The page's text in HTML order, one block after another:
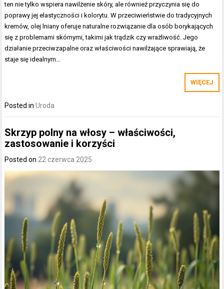
ten nie tylko wspiera nawilżenie skóry, ale również przyczynia się do
poprawy jej elastyczności i kolorytu. W przeciwieństwie do tradycyjnych
kremów, olej lniany oferuje naturalne rozwiązanie dla osób borykających
się z problemami skórnymi, takimi jak trądzik czy wrażliwość. Jego
działanie przeciwzapalne oraz właściwości nawilżające sprawiają, że
staje się idealnym…
WIĘCEJ
Posted inUroda
Skrzyp polny na włosy – właściwości,
zastosowanie i korzyści
Posted on 22 czerwca 2025